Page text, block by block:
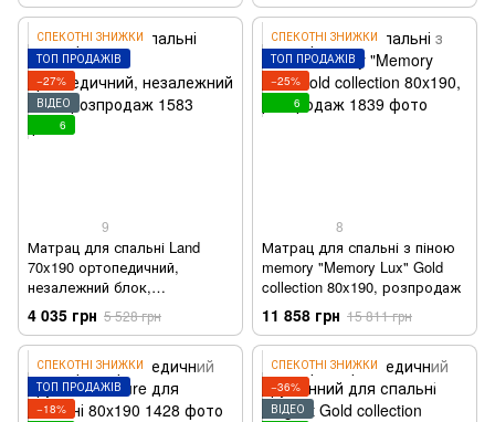
СПЕКОТНІ ЗНИЖКИ
ТОП ПРОДАЖІВ
−27%
ВІДЕО
6
9
Матрац для спальні Land
70x190 ортопедичний,
незалежний блок,
розпродаж
4 035 грн 5 528 грн
СПЕКОТНІ ЗНИЖКИ
ТОП ПРОДАЖІВ
−25%
6
8
Матрац для спальні з піною
memory "Memory Lux" Gold
collection 80x190, розпродаж
11 858 грн 15 811 грн
СПЕКОТНІ ЗНИЖКИ
ТОП ПРОДАЖІВ
−18%
СПЕКОТНІ ЗНИЖКИ
−36%
ВІДЕО